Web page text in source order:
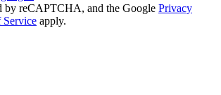
by reCAPTCHA, and the Google Privacy
Service apply.